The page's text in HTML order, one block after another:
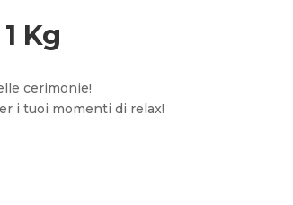
Kg
cerimonie!
i tuoi momenti di relax!